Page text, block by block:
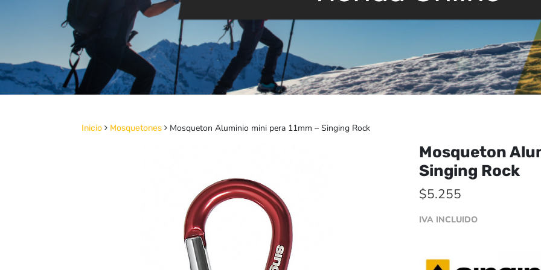
Inicio Mosquetones Mosqueton Aluminio mini pera 11mm – Singing Rock
Mosqueton
Singing Rock
$5.255
IVA INCLUIDO